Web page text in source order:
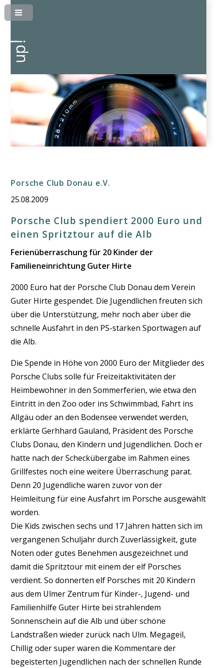
Porsche Club Donau e.V.
25.08.2009
Porsche Club spendiert 2000 Euro und
einen Spritztour auf die Alb
Ferienüberraschung für 20 Kinder der
Familieneinrichtung Guter Hirte
2000 Euro hat der Porsche Club Donau dem Verein
Guter Hirte gespendet. Die Jugendlichen freuten sich
über die Unterstützung, mehr noch aber über die
schnelle Ausfahrt in den PS-starken Sportwagen auf
die Alb.
Die Spende in Höhe von 2000 Euro der Mitglieder des
Porsche Clubs solle für Freizeitaktivitäten der
Heimbewohner in den Sommerferien, wie etwa den
Eintritt in den Zoo oder ins Schwimmbad, Fahrt ins
Allgäu oder an den Bodensee verwendet werden,
erklärte Gerhhard Gauland, Präsident des Porsche
Clubs Donau, den Kindern und Jugendlichen. Doch er
hatte nach der Scheckübergabe im Rahmen eines
Grillfestes noch eine weitere Überraschung parat.
Denn 20 Jugendliche waren zuvor von der
Heimleitung für eine Ausfahrt im Porsche ausgewählt
worden.
Die Kids zwischen sechs und 17 Jahren hatten sich im
vergangenen Schuljahr durch Zuverlässigkeit, gute
Noten oder gutes Benehmen ausgezeichnet und
damit die Spritztour mit einem der elf Porsches
verdient. So donnerten elf Porsches mit 20 Kindern
aus dem Ulmer Zentrum für Kinder-, Jugend- und
Familienhilfe Guter Hirte bei strahlendem
Sonnenschein auf die Alb und über schöne
Landstraßen wieder zurück nach Ulm. Megageil,
Chillig oder super waren die Kommentare der
begeisterten Jugendlichen nach der schnellen Runde